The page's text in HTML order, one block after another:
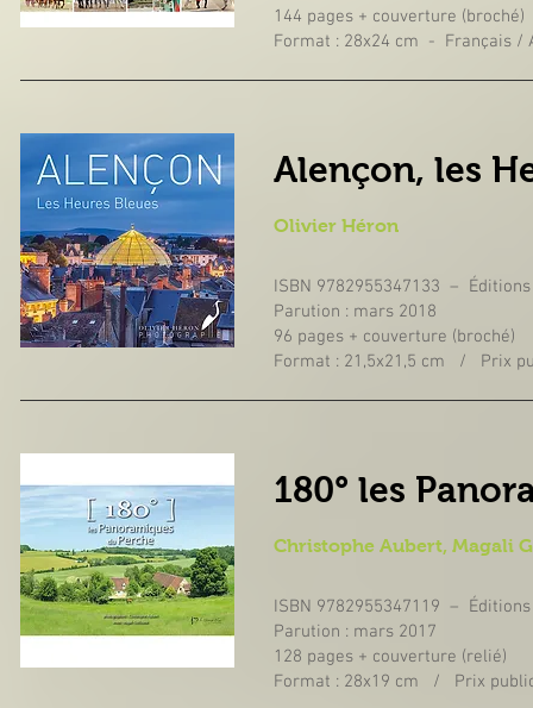
144 pages + couverture (broché)
Format : 28x24 cm - Français /
Alençon, les
Olivier Héron
ISBN 9782955347133 –
Parution : mars 2018
96 pages + couverture (broché)
Format : 21,5x21,5 cm / Prix
180° les
Christophe Aubert, Magali
ISBN 9782955347119 –
Parution : mars 2017
128 pages + couverture (relié)
Format : 28x19 cm / Prix